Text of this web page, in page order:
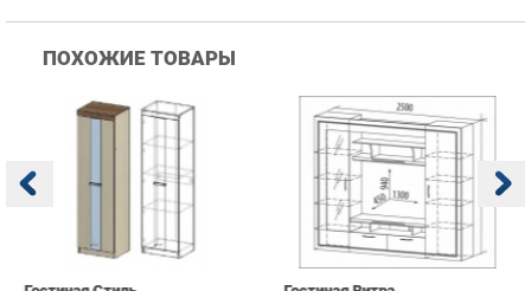
Купить
Гостиная Стиль
Атлантида-2 Венге-дуб
25 223 ₽ Купить
Гостиная Витра
Симфония 7.10
55 482 ₽